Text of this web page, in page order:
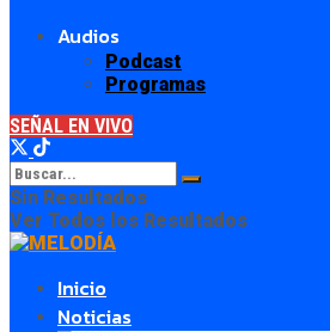
Audios
Podcast
Programas
SEÑAL EN VIVO
Sin Resultados
Ver Todos los Resultados
Inicio
Noticias